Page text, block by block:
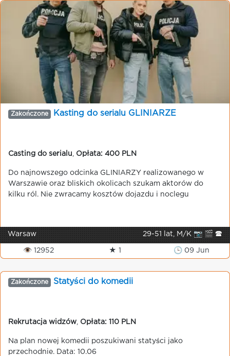
Zakończone Kasting do serialu GLINIARZE
Casting do serialu Opłata: 400 PLN
Do najnowszego odcinka GLINIARZY realizowanego w
Warszawie oraz bliskich okolicach szukam aktorów do
kilku ról. Nie zwracamy kosztów dojazdu i noclegu
Warsaw 29-51 lat, M/K 📷 🎬 🕿
👁 12952 ★ 1 🕒 09 Jun
Zakończone Statyści do komedii
Rekrutacja widzów Opłata: 110 PLN
Na plan nowej komedii poszukiwani statyści jako
przechodnie. Data: 10.06